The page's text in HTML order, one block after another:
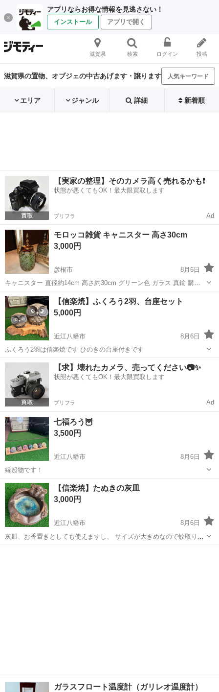
アプリならお得な情報を見逃さない！
インストール アプリで開く
滋賀県 検索 ログイン 投稿
滋賀県の置物、オブジェの中古あげます・譲ります 人気キーワード
エリア ジャンル 詳細 新着順
【実家の整理】そのカメラ高く売れるかも❗️
状態が悪くてもOK！最大限買取します
プリフラ Ad
モロッコ雑貨 キャニスター 高さ30cm
3,000円
彦根市
8月6日
キャニスター 直径約14cm 高さ約30cm グリーン色 ガラス 真鍮 購入
した時のままで キレイです 近辺までとりにきて下さる方にお譲りしま
す
滋賀 彦根市 インテリア雑貨/小物 モロッコ
【信楽焼】ふくろう2羽、台座セット
5,000円
近江八幡市
8月6日
ふくろう2羽は信楽焼です ひのきの台座付きです
滋賀 近江八幡市 インテリア雑貨/小物
【求】壊れたカメラ、売ってください📷✨
状態が悪くてもOK！最大限買取します
プリフラ Ad
七福ろう🦉
3,500円
近江八幡市
8月6日
縁起物です！
滋賀 近江八幡市 インテリア雑貨/小物
【信楽焼】たぬきの灰皿
3,000円
近江八幡市
8月6日
灰皿、お香置きとしても使えますし、 サイズが大きめなので蚊取り線
香置きとしても使えます(^^)
ガラスフロート温度計（ガリレオ温度計）